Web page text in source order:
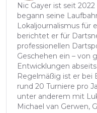
Nic Gayer ist seit
begann seine
Lokaljournalismus für
berichtet er für
professionellen
Geschehen ein – von
Entwicklungen
Regelmäßig ist er bei
rund 20 Turniere pro
unter anderem mit
Michael van Gerwen,